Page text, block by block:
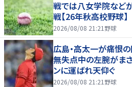
戦では八女学院など
戦【26年秋高校野球】
2026/08/08 21:21 野球
広島・高太一が痛恨
無失点中の左腕がま
ンに運ばれ天仰ぐ
2026/08/08 21:21 野球